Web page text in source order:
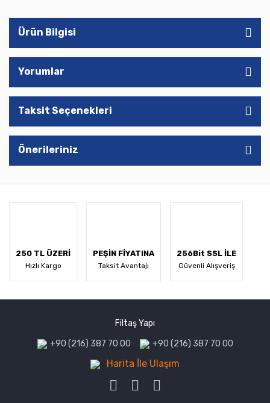
Ürün Bilgisi
Yorumlar
Taksit Seçenekleri
Önerileriniz
250 TL ÜZERİ
Hızlı Kargo
PEŞİN FİYATINA
Taksit Avantajı
256Bit SSL İLE
Güvenli Alışveriş
Filtaş Yapı
+90 (216) 387 70 00 +90 (216) 387 70 00
Harita İle Ulaşım